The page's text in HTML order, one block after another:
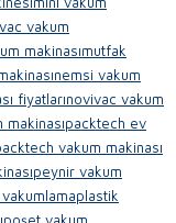
vakum
makinasımutfak
nemsi vakum
fiyatlarınovivac vakum
packtech ev
vakum makinası
peynir vakum
plastik
poşet vakum